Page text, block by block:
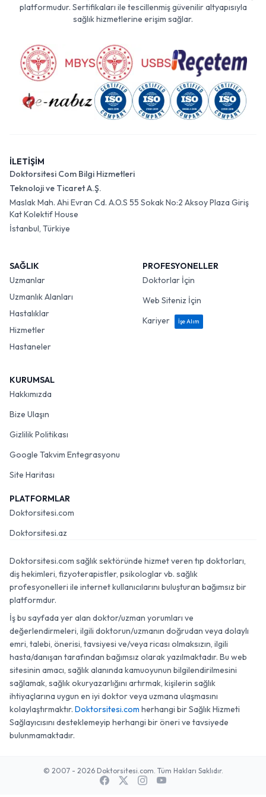
platformudur. Sertifikaları ile tescillenmiş güvenilir altyapısıyla
sağlık hizmetlerine erişim sağlar.
İLETİŞİM
Doktorsitesi Com Bilgi Hizmetleri
Teknoloji ve Ticaret A.Ş.
Maslak Mah. Ahi Evran Cd. A.O.S 55 Sokak No:2 Aksoy Plaza Giriş
Kat Kolektif House
İstanbul, Türkiye
SAĞLIK
Uzmanlar
Uzmanlık Alanları
Hastalıklar
Hizmetler
Hastaneler
PROFESYONELLER
Doktorlar İçin
Web Siteniz İçin
Kariyer
İşe Alım
KURUMSAL
Hakkımızda
Bize Ulaşın
Gizlilik Politikası
Google Takvim Entegrasyonu
Site Haritası
PLATFORMLAR
Doktorsitesi.com
Doktorsitesi.az
Doktorsitesi.com sağlık sektöründe hizmet veren tıp doktorları,
diş hekimleri, fizyoterapistler, psikologlar vb. sağlık
profesyonelleri ile internet kullanıcılarını buluşturan bağımsız bir
platformdur.
İş bu sayfada yer alan doktor/uzman yorumları ve
değerlendirmeleri, ilgili doktorun/uzmanın doğrudan veya dolaylı
emri, talebi, önerisi, tavsiyesi ve/veya ricası olmaksızın, ilgili
hasta/danışan tarafından bağımsız olarak yazılmaktadır. Bu web
sitesinin amacı, sağlık alanında kamuoyunun bilgilendirilmesini
sağlamak, sağlık okuryazarlığını artırmak, kişilerin sağlık
ihtiyaçlarına uygun en iyi doktor veya uzmana ulaşmasını
kolaylaştırmaktır. Doktorsitesi.com herhangi bir Sağlık Hizmeti
Sağlayıcısını desteklemeyip herhangi bir öneri ve tavsiyede
bulunmamaktadır.
© 2007 - 2026 Doktorsitesi.com. Tüm Hakları Saklıdır.